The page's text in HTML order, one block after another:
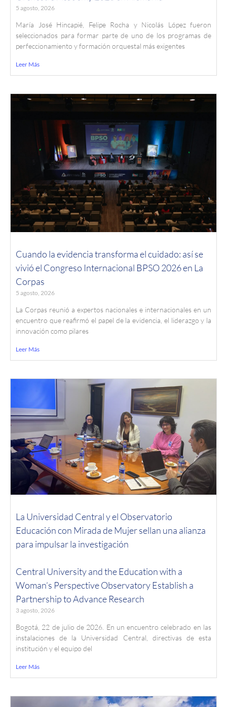
5 agosto, 2026
María José Hincapié, Felipe Rocha y Nicolás López fueron
seleccionados para formar parte de uno de los programas de
perfeccionamiento y formación orquestal más exigentes
Leer Más
Cuando la evidencia transforma el cuidado: así se
vivió el Congreso Internacional BPSO 2026 en La
Corpas
5 agosto, 2026
La Corpas reunió a expertos nacionales e internacionales en un
encuentro que reafirmó el papel de la evidencia, el liderazgo y la
innovación como pilares
Leer Más
La Universidad Central y el Observatorio
Educación con Mirada de Mujer sellan una alianza
para impulsar la investigación
Central University and the Education with a
Woman’s Perspective Observatory Establish a
Partnership to Advance Research
3 agosto, 2026
Bogotá, 22 de julio de 2026. En un encuentro celebrado en las
instalaciones de la Universidad Central, directivas de esta
institución y el equipo del
Leer Más